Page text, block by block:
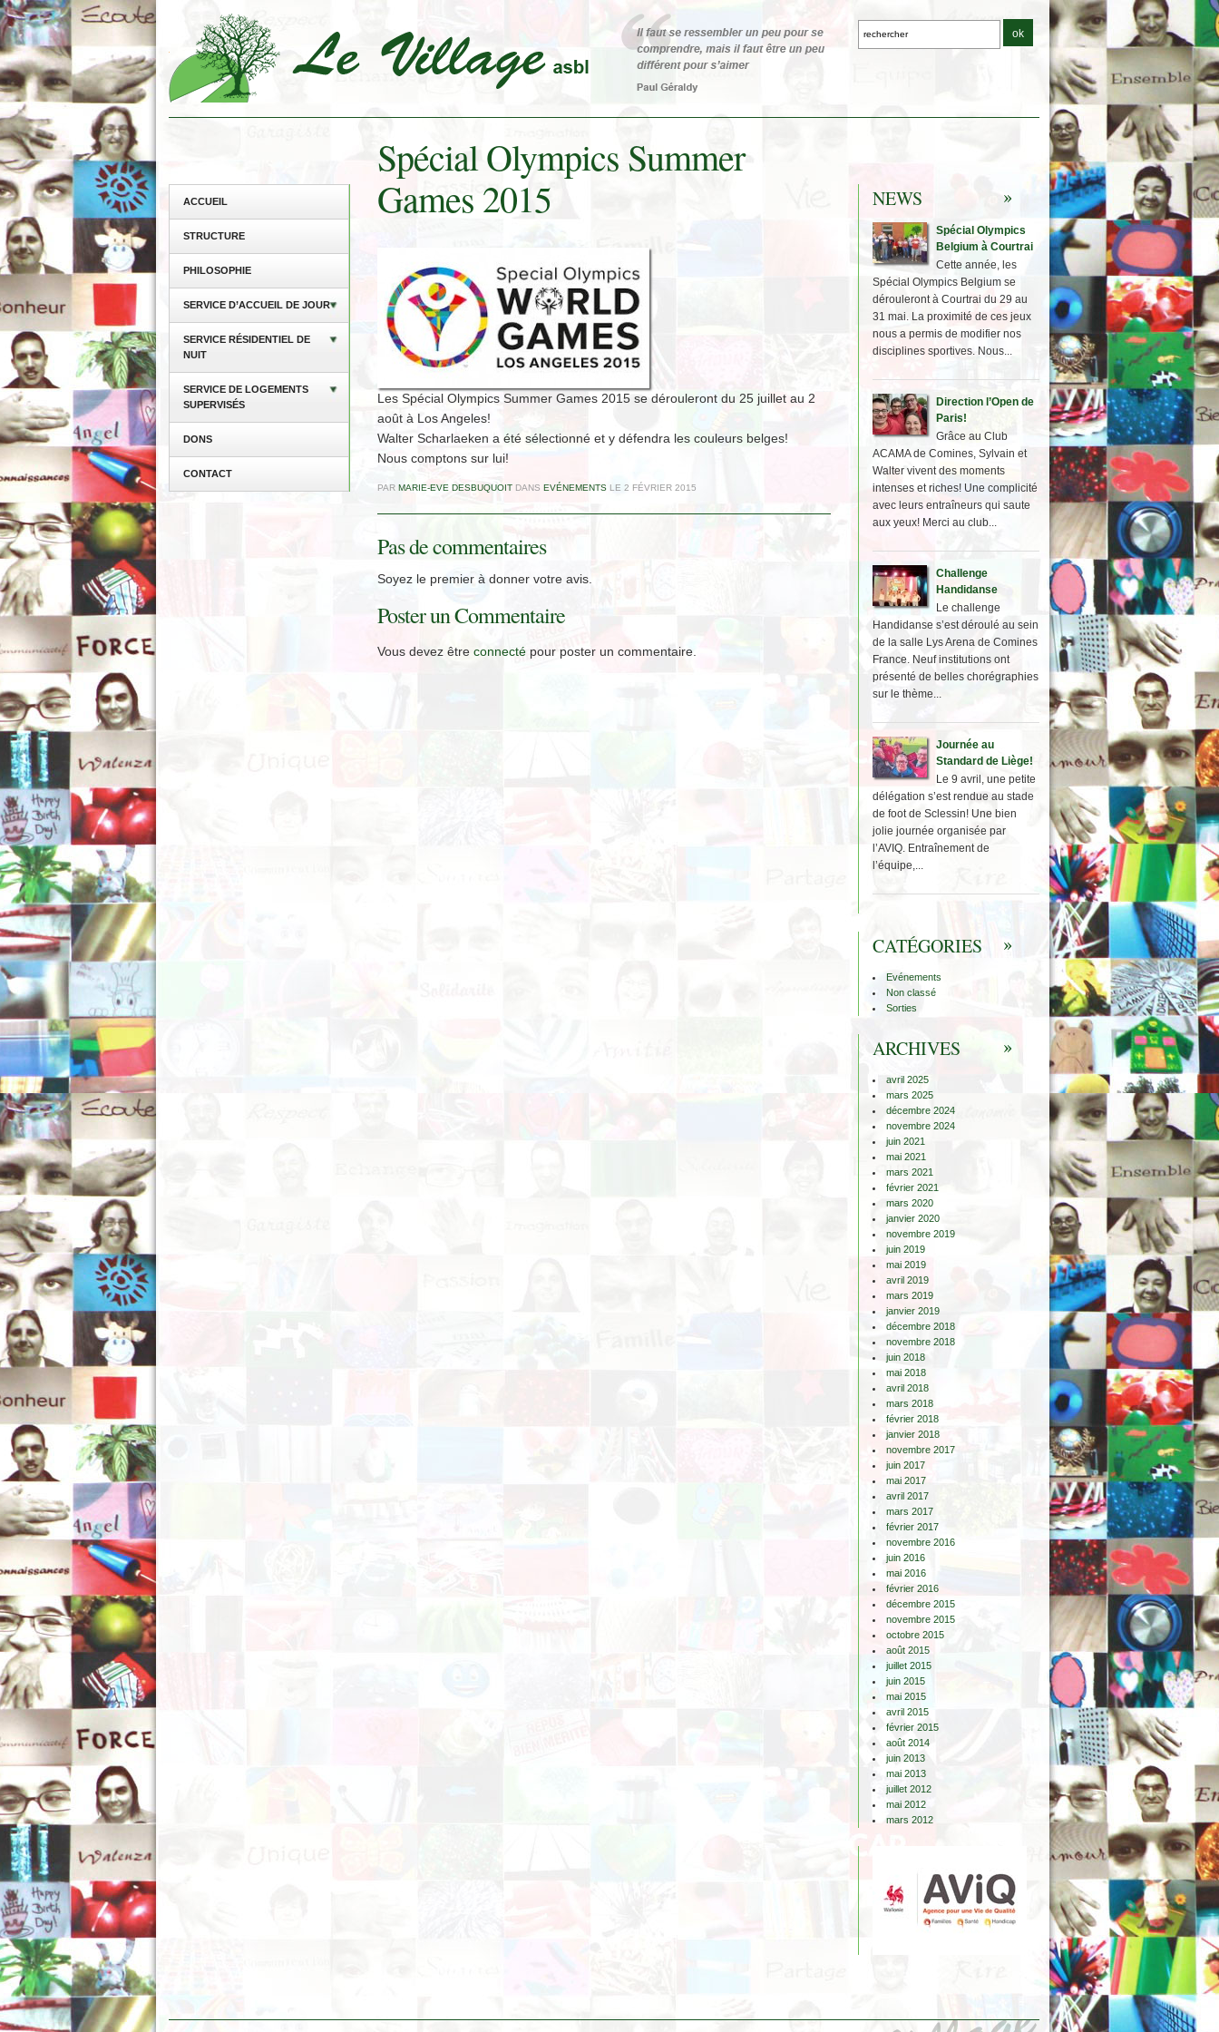
Spécial Olympics Summer
Games 2015
ACCUEIL
STRUCTURE
PHILOSOPHIE
SERVICE D’ACCUEIL DE JOUR
SERVICE RÉSIDENTIEL DE
NUIT
SERVICE DE LOGEMENTS
SUPERVISÉS
DONS
CONTACT
Les Spécial Olympics Summer Games 2015 se dérouleront du 25 juillet au 2
août à Los Angeles!
Walter Scharlaeken a été sélectionné et y défendra les couleurs belges!
Nous comptons sur lui!
PAR MARIE-EVE DESBUQUOITDANS EVÉNEMENTSLE 2 FÉVRIER 2015
Pas de commentaires
Soyez le premier à donner votre avis.
Poster un Commentaire
Vous devez être connectépour poster un commentaire.
NEWS
Spécial Olympics
Belgium à Courtrai
Cette année, les
Spécial Olympics Belgium se
dérouleront à Courtrai du 29 au
31 mai. La proximité de ces jeux
nous a permis de modifier nos
disciplines sportives. Nous...
Direction l’Open de
Paris!
Grâce au Club
ACAMA de Comines, Sylvain et
Walter vivent des moments
intenses et riches! Une complicité
avec leurs entraîneurs qui saute
aux yeux! Merci au club...
Challenge
Handidanse
Le challenge
Handidanse s’est déroulé au sein
de la salle Lys Arena de Comines
France. Neuf institutions ont
présenté de belles chorégraphies
sur le thème...
Journée au
Standard de Liège!
Le 9 avril, une petite
délégation s’est rendue au stade
de foot de Sclessin! Une bien
jolie journée organisée par
l’AVIQ. Entraînement de
l’équipe,...
CATÉGORIES
Evénements
Non classé
Sorties
ARCHIVES
avril 2025
mars 2025
décembre 2024
novembre 2024
juin 2021
mai 2021
mars 2021
février 2021
mars 2020
janvier 2020
novembre 2019
juin 2019
mai 2019
avril 2019
mars 2019
janvier 2019
décembre 2018
novembre 2018
juin 2018
mai 2018
avril 2018
mars 2018
février 2018
janvier 2018
novembre 2017
juin 2017
mai 2017
avril 2017
mars 2017
février 2017
novembre 2016
juin 2016
mai 2016
février 2016
décembre 2015
novembre 2015
octobre 2015
août 2015
juillet 2015
juin 2015
mai 2015
avril 2015
février 2015
août 2014
juin 2013
mai 2013
juillet 2012
mai 2012
mars 2012